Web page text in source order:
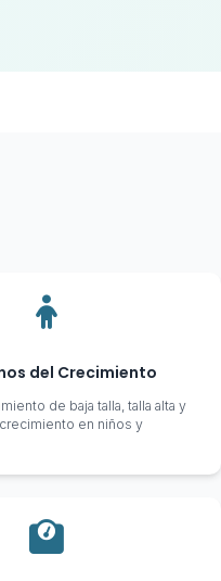
del Crecimiento
de baja talla, talla alta y
en niños y